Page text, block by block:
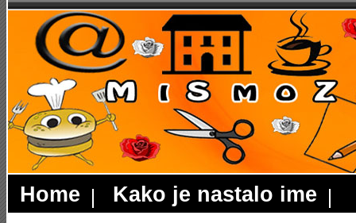
Home Kako je nastalo ime